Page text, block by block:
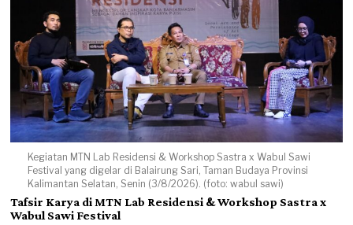
Kegiatan MTN Lab Residensi & Workshop Sastra x Wabul Sawi
Festival yang digelar di Balairung Sari, Taman Budaya Provinsi
Kalimantan Selatan, Senin (3/8/2026). (foto: wabul sawi)
Tafsir Karya di MTN Lab Residensi & Workshop Sastra x
Wabul Sawi Festival